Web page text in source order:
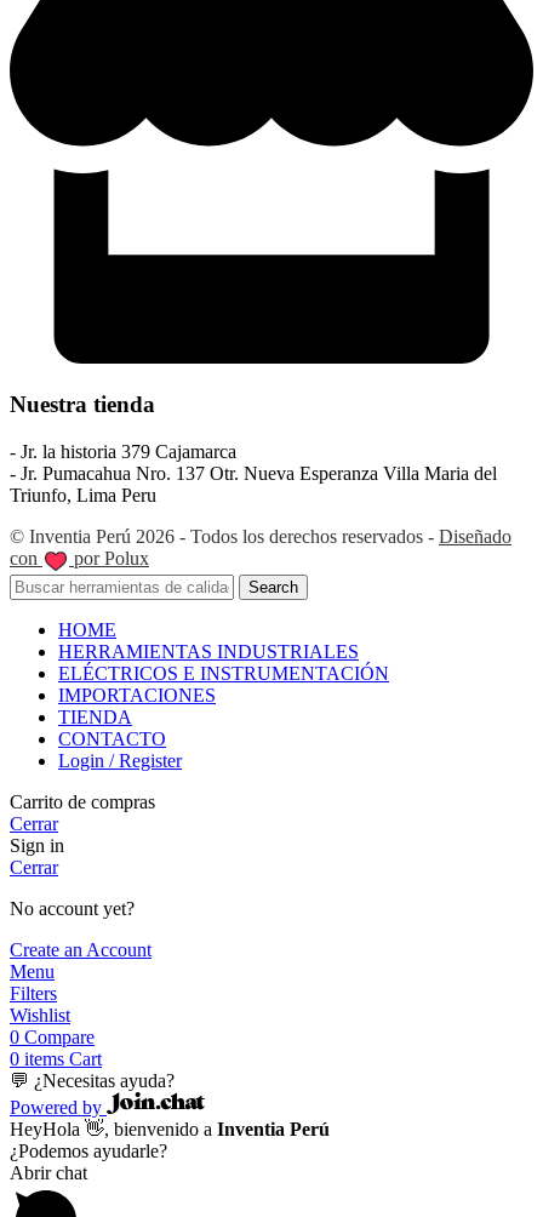
Nuestra tienda
- Jr. la historia 379 Cajamarca
- Jr. Pumacahua Nro. 137 Otr. Nueva Esperanza Villa Maria del
Triunfo, Lima Peru
© Inventia Perú 2026 - Todos los derechos reservados - Diseñado
con
por Polux
Search
HOME
HERRAMIENTAS INDUSTRIALES
ELÉCTRICOS E INSTRUMENTACIÓN
IMPORTACIONES
TIENDA
CONTACTO
Login / Register
Carrito de compras
Cerrar
Sign in
Cerrar
No account yet?
Create an Account
Menu
Filters
Wishlist
0 Compare
0 items Cart
💬 ¿Necesitas ayuda?
Powered by
HeyHola 👋, bienvenido a Inventia Perú
¿Podemos ayudarle?
Abrir chat